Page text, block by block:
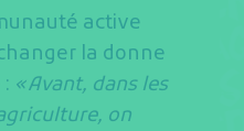
active
la donne
« Avant, dans les
on